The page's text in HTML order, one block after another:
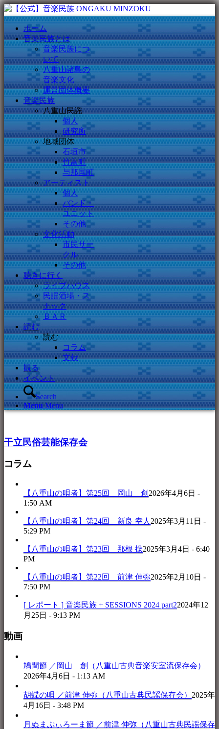
ホーム
音楽民族とは
音楽民族につ
いて
八重山諸島の
音楽文化
運営団体概要
音楽民族
八重山民謡
個人
研究所
地域団体
石垣市
竹富町
与那国町
アーティスト
個人
バンド・
ユニット
その他
文化活動
市民サー
クル
その他
聴きに行く
ライブハウス
民謡酒場・ス
ナック
ＢＡＲ
読む
読む
コラム
文献
観る
イベント
Search
Menu Menu
干立民俗芸能保存会
コラム
【八重山の唄者】第25回 岡山 創 2026年4月6日 -
1:50 AM
【八重山の唄者】第24回 新良 幸人 2025年3月11日 -
5:29 PM
【八重山の唄者】第23回 那根 操2025年3月4日 - 6:40
PM
【八重山の唄者】第22回 前津 伸弥2025年2月10日 -
7:50 PM
[ レポート ] 音楽民族 + SESSIONS 2024 part22024年12
月25日 - 9:13 PM
動画
鳩間節 ／岡山 創（八重山古典音楽安室流保存会）
2026年4月6日 - 1:13 AM
胡蝶の唄 ／前津 伸弥（八重山古典民謡保存会） 2025年
4月16日 - 3:48 PM
月ぬまぷぃろーま節 ／前津 伸弥（八重山古典民謡保存